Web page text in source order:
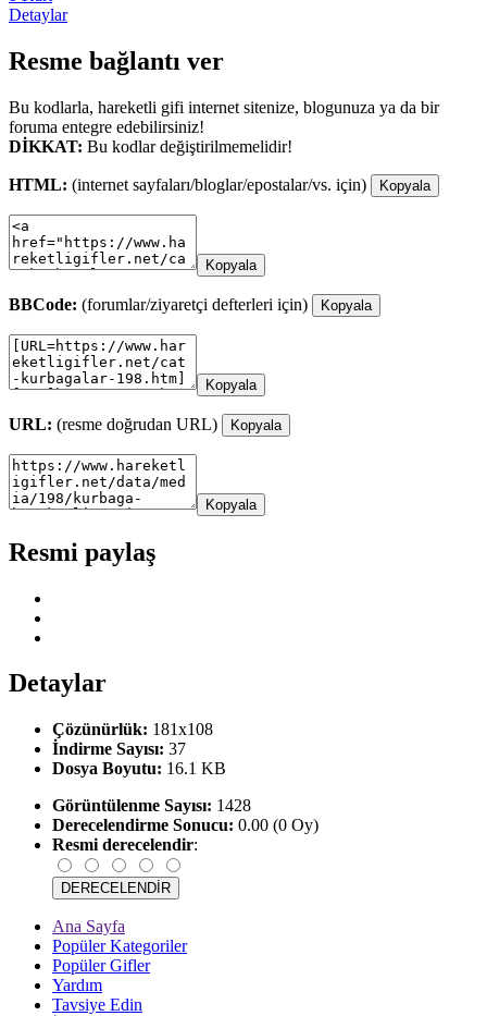
Detaylar
Resme bağlantı ver
Bu kodlarla, hareketli gifi internet sitenize, blogunuza ya da bir
foruma entegre edebilirsiniz!
DİKKAT: Bu kodlar değiştirilmemelidir!
HTML: (internet sayfaları/bloglar/epostalar/vs. için) Kopyala
Kopyala
BBCode: (forumlar/ziyaretçi defterleri için) Kopyala
Kopyala
URL: (resme doğrudan URL) Kopyala
Kopyala
Resmi paylaş
Detaylar
Çözünürlük: 181x108
İndirme Sayısı: 37
Dosya Boyutu: 16.1 KB
Görüntülenme Sayısı: 1428
Derecelendirme Sonucu: 0.00 (0 Oy)
Resmi derecelendir:
Ana Sayfa
Popüler Kategoriler
Popüler Gifler
Yardım
Tavsiye Edin